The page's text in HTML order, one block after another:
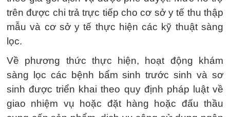
trên được chi trả trực tiếp cho cơ sở y tế thu thập
mẫu và cơ sở y tế thực hiện các kỹ thuật sàng
lọc.
Về phương thức thực hiện, hoạt động khám
sàng lọc các bệnh bẩm sinh trước sinh và sơ
sinh được triển khai theo quy định pháp luật về
giao nhiệm vụ hoặc đặt hàng hoặc đấu thầu